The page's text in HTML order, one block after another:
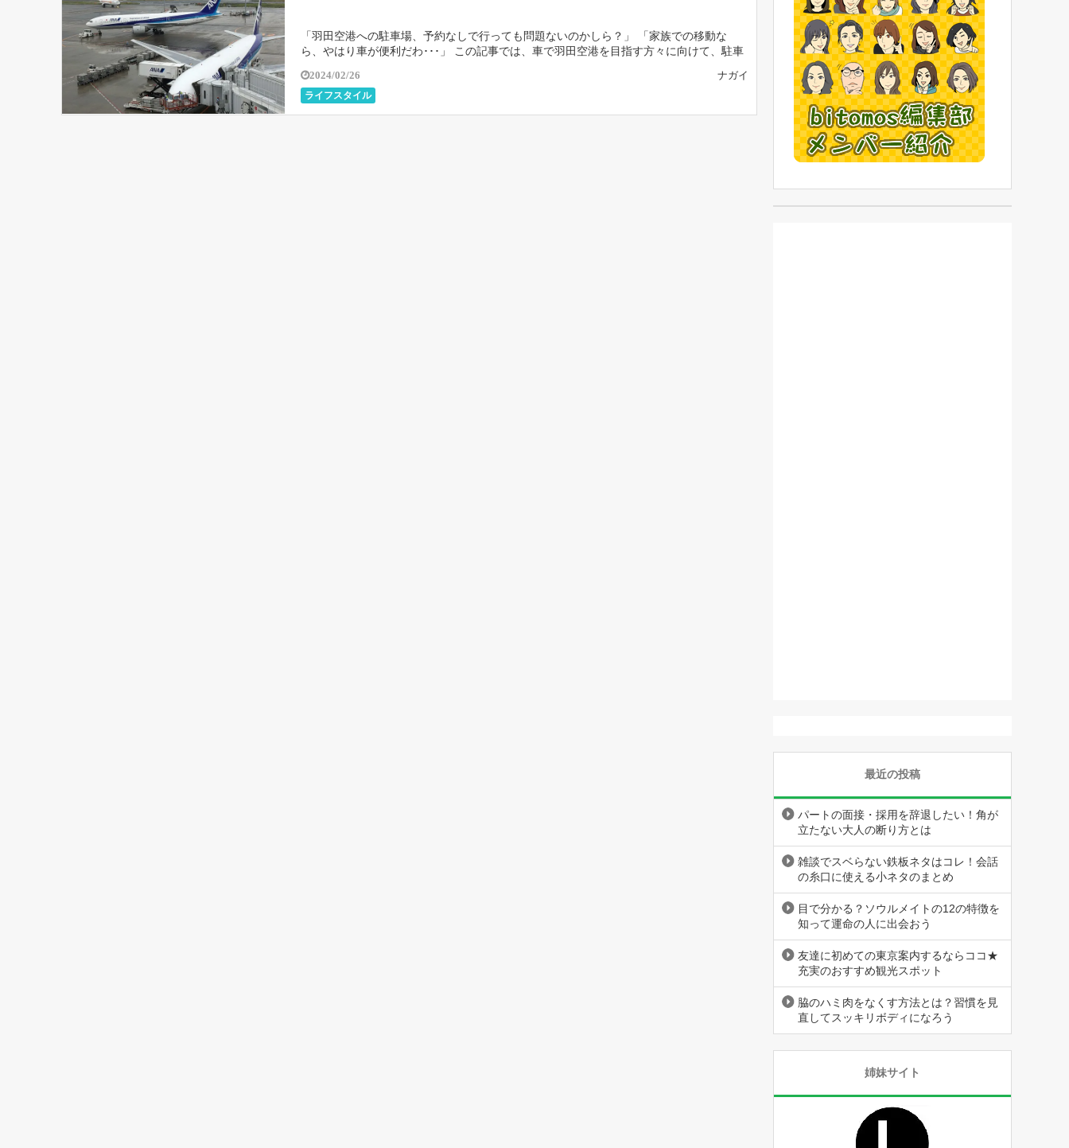
「羽田空港への駐車場、予約なしで行っても問題ないのかしら？」 「家族での移動な
ら、やはり車が便利だわ･･･」 この記事では、車で羽田空港を目指す方々に向けて、駐車
2024/02/26
ライフスタイル
ナガイ
最近の投稿
パートの面接・採用を辞退したい！角が
立たない大人の断り方とは
雑談でスベらない鉄板ネタはコレ！会話
の糸口に使える小ネタのまとめ
目で分かる？ソウルメイトの12の特徴を
知って運命の人に出会おう
友達に初めての東京案内するならココ★
充実のおすすめ観光スポット
脇のハミ肉をなくす方法とは？習慣を見
直してスッキリボディになろう
姉妹サイト